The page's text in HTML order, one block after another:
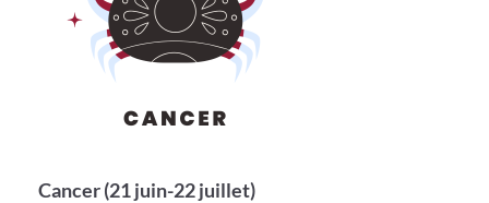
Cancer (21 juin-22 juillet)